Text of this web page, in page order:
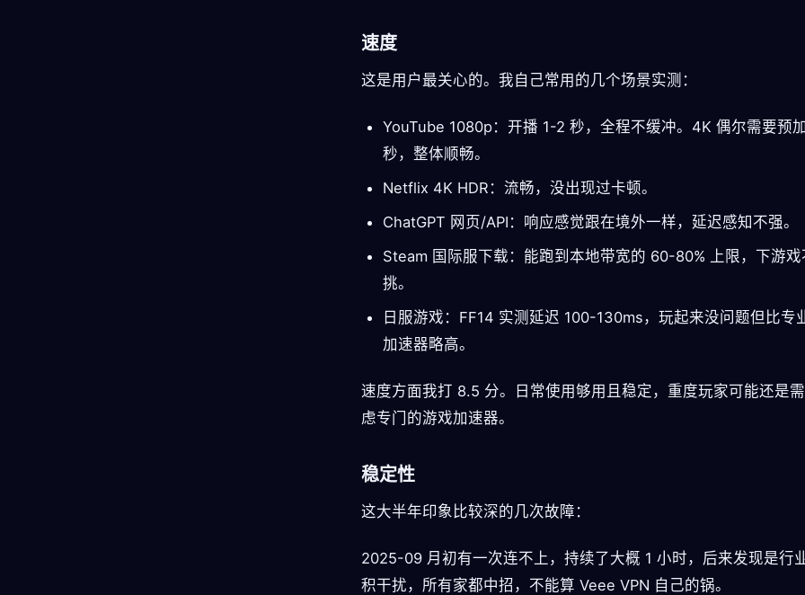
速度
这是用户最关心的。我自己常用的几个场景实测：
YouTube 1080p：开播 1-2 秒，全程不缓冲。4K 偶尔需要预
秒，整体顺畅。
Netflix 4K HDR：流畅，没出现过卡顿。
ChatGPT 网页/API：响应感觉跟在境外一样，延迟感知不强。
Steam 国际服下载：能跑到本地带宽的 60-80% 上限，下游戏
挑。
日服游戏：FF14 实测延迟 100-130ms，玩起来没问题但比专
加速器略高。
速度方面我打 8.5 分。日常使用够用且稳定，重度玩家可能还是
虑专门的游戏加速器。
稳定性
这大半年印象比较深的几次故障：
2025-09 月初有一次连不上，持续了大概 1 小时，后来发现是行
积干扰，所有家都中招，不能算 Veee VPN 自己的锅。